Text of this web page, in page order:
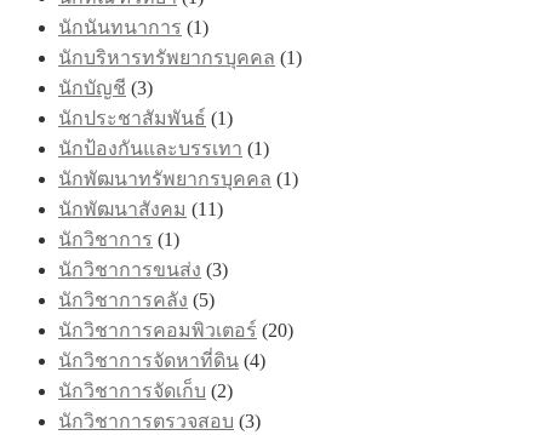
นักนันทนาการ (1)
นักบริหารทรัพยากรบุคคล (1)
นักบัญชี (3)
นักประชาสัมพันธ์ (1)
นักป้องกันและบรรเทา (1)
นักพัฒนาทรัพยากรบุคคล (1)
นักพัฒนาสังคม (11)
นักวิชาการ (1)
นักวิชาการขนส่ง (3)
นักวิชาการคลัง (5)
นักวิชาการคอมพิวเตอร์ (20)
นักวิชาการจัดหาที่ดิน (4)
นักวิชาการจัดเก็บ (2)
นักวิชาการตรวจสอบ (3)